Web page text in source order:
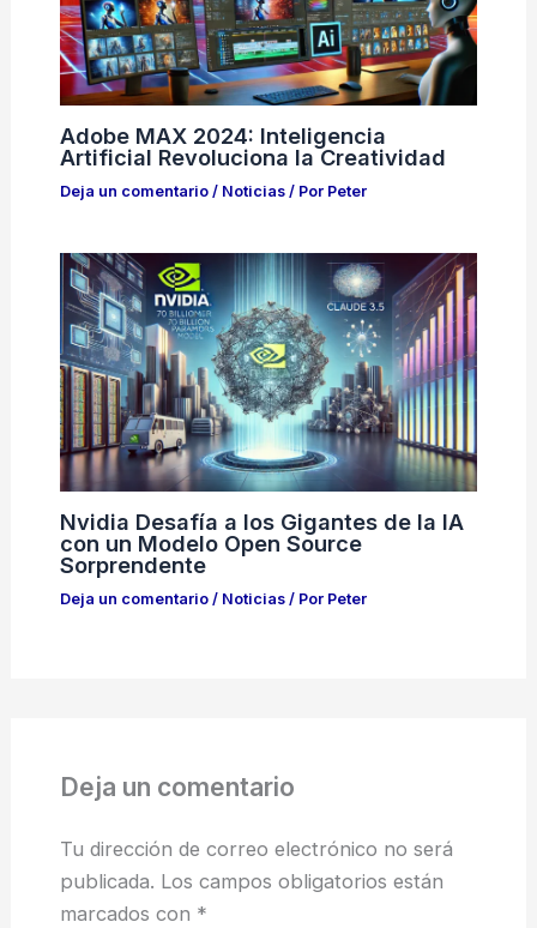
Adobe MAX 2024: Inteligencia
Artificial Revoluciona la Creatividad
Deja un comentario / Noticias/ Por Peter
Nvidia Desafía a los Gigantes de la IA
con un Modelo Open Source
Sorprendente
Deja un comentario / Noticias/ Por Peter
Deja un comentario
Tu dirección de correo electrónico no será
publicada. Los campos obligatorios están
marcados con *